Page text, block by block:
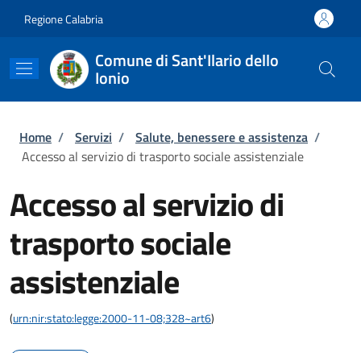
Regione Calabria
Comune di Sant'Ilario dello
Ionio
Briciole di pane
Home / Servizi / Salute, benessere e assistenza /
Accesso al servizio di trasporto sociale assistenziale
Accesso al servizio di
trasporto sociale
assistenziale
(urn:nir:stato:legge:2000-11-08;328~art6)